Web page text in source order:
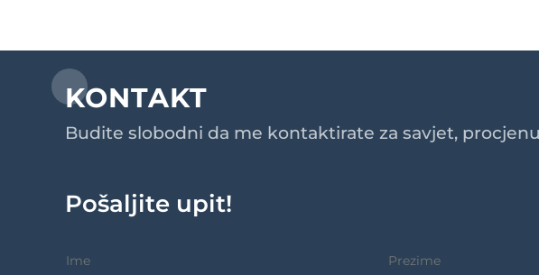
KONTAKT
Budite slobodni da me kontaktirate za savjet,
Pošaljite upit!